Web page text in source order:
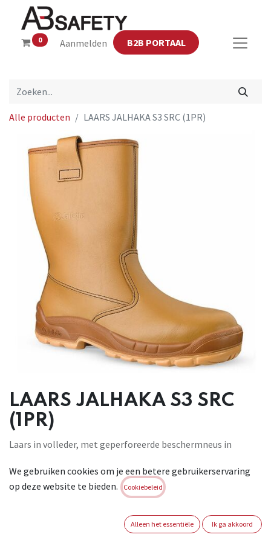
0 Aanmelden B2B PORTAAL
Alle producten LAARS JALHAKA S3 SRC (1PR)
LAARS JALHAKA S3 SRC
(1PR)
Laars in volleder, met geperforeerde beschermneus in
antiperforatie tussenzool Flextane. Voorzien van 2
treklussen om de
zorgt voor een betere weerstand tegen slippen en is
We gebruiken cookies om je een betere gebruikerservaring
op deze website te bieden.
Cookiebeleid
Alleen het essentiële Ik ga akkoord